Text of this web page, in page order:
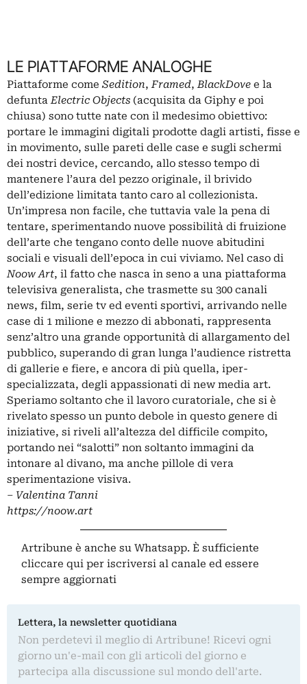
LE PIATTAFORME ANALOGHE
Piattaforme come Sedition,Framed,BlackDove e la
defuntaElectric Objects (acquisita da Giphy e poi
chiusa) sono tutte nate con il medesimo obiettivo:
portare le immagini digitali prodotte dagli artisti, fisse e
in movimento, sulle pareti delle case e sugli schermi
dei nostri device, cercando, allo stesso tempo di
mantenere l’aura del pezzo originale, il brivido
dell’edizione limitata tanto caro al collezionista.
Un’impresa non facile, che tuttavia vale la pena di
tentare, sperimentando nuove possibilità di fruizione
dell’arte che tengano conto delle nuove abitudini
sociali e visuali dell’epoca in cui viviamo. Nel caso di
Noow Art, il fatto che nasca in seno a una piattaforma
televisiva generalista, che trasmette su 300 canali
news, film, serie tv ed eventi sportivi, arrivando nelle
case di 1 milione e mezzo di abbonati, rappresenta
senz’altro una grande opportunità di allargamento del
pubblico, superando di gran lunga l’audience ristretta
di gallerie e fiere, e ancora di più quella, iper-
specializzata, degli appassionati di new media art.
Speriamo soltanto che il lavoro curatoriale, che si è
rivelato spesso un punto debole in questo genere di
iniziative, si riveli all’altezza del difficile compito,
portando nei “salotti” non soltanto immagini da
intonare al divano, ma anche pillole di vera
sperimentazione visiva.
– Valentina Tanni
https://noow.art
Artribune è anche su Whatsapp. È sufficiente
cliccare qui per iscriversi al canale ed essere
sempre aggiornati
Lettera, la newsletter quotidiana
Non perdetevi il meglio di Artribune! Ricevi ogni
giorno un'e-mail con gli articoli del giorno e
partecipa alla discussione sul mondo dell'arte.